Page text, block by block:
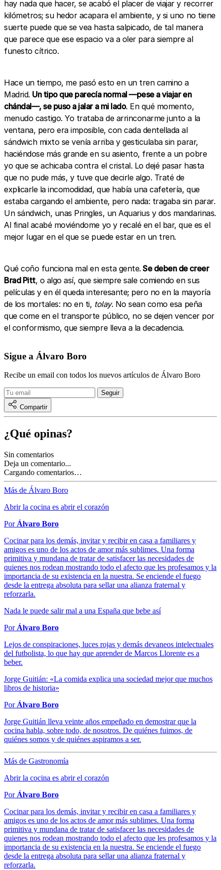
hay nada que hacer, se acabó el placer de viajar y recorrer
kilómetros; su hedor acapara el ambiente, y si uno no tiene
suerte puede que se vea hasta salpicado, de tal manera
que parece que ese espacio va a oler para siempre al
funesto cítrico.
Hace un tiempo, me pasó esto en un tren camino a
Madrid. Un tipo que parecía normal —pese a viajar en
chándal—, se puso a jalar a mi lado. En qué momento,
menudo castigo. Yo trataba de arrinconarme junto a la
ventana, pero era imposible, con cada dentellada al
sándwich mixto se venía arriba y gesticulaba sin parar,
haciéndose más grande en su asiento, frente a un pobre
yo que se achicaba contra el cristal. Lo dejé pasar hasta
que no pude más, y tuve que decirle algo. Traté de
explicarle la incomodidad, que había una cafetería, que
estaba cargando el ambiente, pero nada: tragaba sin parar.
Un sándwich, unas Pringles, un Aquarius y dos mandarinas.
Al final acabé moviéndome yo y recalé en el bar, que es el
mejor lugar en el que se puede estar en un tren.
Qué coño funciona mal en esta gente. Se deben de creer
Brad Pitt, o algo así, que siempre sale comiendo en sus
películas y en él queda interesante; pero no en la mayoría
de los mortales: no en ti, tolay. No sean como esa peña
que come en el transporte público, no se dejen vencer por
el conformismo, que siempre lleva a la decadencia.
Sigue a Álvaro Boro
Recibe un email con todos los nuevos artículos de Álvaro Boro
Compartir
¿Qué opinas?
Sin comentarios
Deja un comentario...
Cargando comentarios…
Más de Álvaro Boro
Abrir la cocina es abrir el corazón
Por Álvaro Boro
Cocinar para los demás, invitar y recibir en casa a familiares y
amigos es uno de los actos de amor más sublimes. Una forma
primitiva y mundana de tratar de satisfacer las necesidades de
quienes nos rodean mostrando todo el afecto que les profesamos y la
importancia de su existencia en la nuestra. Se enciende el fuego
desde la entrega absoluta para sellar una alianza fraternal y
reforzarla.
Nada le puede salir mal a una España que bebe así
Por Álvaro Boro
Lejos de conspiraciones, luces rojas y demás devaneos intelectuales
del futbolista, lo que hay que aprender de Marcos Llorente es a
beber.
Jorge Guitián: «La comida explica una sociedad mejor que muchos
libros de historia»
Por Álvaro Boro
Jorge Guitián lleva veinte años empeñado en demostrar que la
cocina habla, sobre todo, de nosotros. De quiénes fuimos, de
quiénes somos y de quiénes aspiramos a ser.
Más de Gastronomía
Abrir la cocina es abrir el corazón
Por Álvaro Boro
Cocinar para los demás, invitar y recibir en casa a familiares y
amigos es uno de los actos de amor más sublimes. Una forma
primitiva y mundana de tratar de satisfacer las necesidades de
quienes nos rodean mostrando todo el afecto que les profesamos y la
importancia de su existencia en la nuestra. Se enciende el fuego
desde la entrega absoluta para sellar una alianza fraternal y
reforzarla.